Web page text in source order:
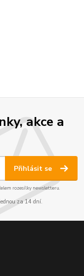
akce a
Přihlásit se
rozesílky newsletteru.
za 14 dní.